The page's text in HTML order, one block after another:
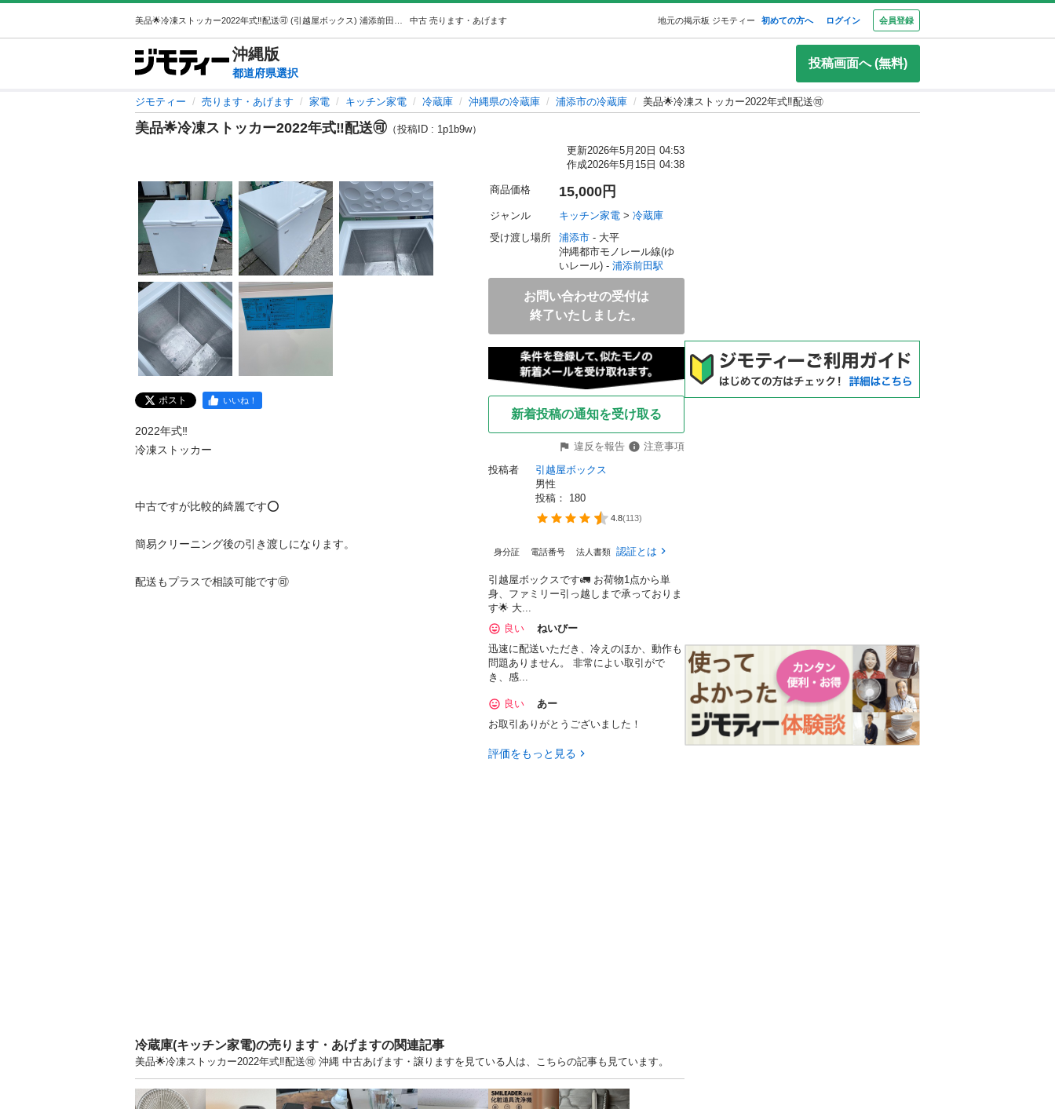
中古 売ります・あげます 地元の掲示板 ジモティー 初めての方へ ログイン 会員登録
沖縄版
都道府県選択
投稿画面へ (無料)
ジモティー 売ります・あげます 家電 キッチン家電 冷蔵庫 沖縄県の冷蔵庫 浦添市の冷蔵庫 美品🌟冷凍ストッカー2022年式‼️配送🉑
美品🌟冷凍ストッカー2022年式‼️配送🉑 （投稿ID : 1p1b9w）
更新2026年5月20日 04:53
作成2026年5月15日 04:38
ポスト いいね！
2022年式‼️
冷凍ストッカー
中古ですが比較的綺麗です⭕️
簡易クリーニング後の引き渡しになります。
配送もプラスで相談可能です🉑
商品価格 15,000円
ジャンル キッチン家電 > 冷蔵庫
受け渡し場所
浦添市 - 大平
沖縄都市モノレール線(ゆ
いレール) - 浦添前田駅
お問い合わせの受付は
終了いたしました。
新着投稿の通知を受け取る
違反を報告
注意事項
投稿者
引越屋ボックス
男性
投稿： 180
4.8(113)
身分証 電話番号 法人書類 認証とは
引越屋ボックスです🚛 お荷物1点から単
身、ファミリー引っ越しまで承っておりま
す🌟 大...
良い
ねいびー
迅速に配送いただき、冷えのほか、動作も
問題ありません。 非常によい取引がで
き、感...
良い
あー
お取引ありがとうございました！
評価をもっと見る
冷蔵庫(キッチン家電)の売ります・あげますの関連記事
美品🌟冷凍ストッカー2022年式‼️配送🉑 沖縄 中古あげます・譲りますを見ている人は、こちらの記事も見ています。